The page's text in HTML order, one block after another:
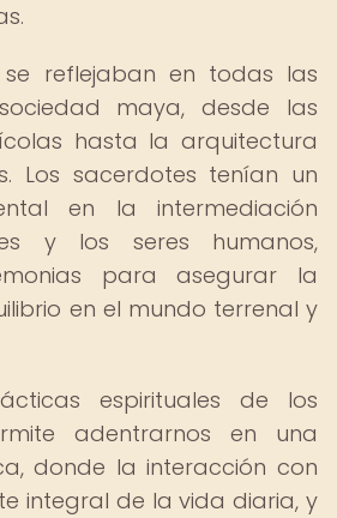
se reflejaban en todas las
maya, desde las
hasta la arquitectura
Los sacerdotes tenían un
en la intermediación
y los seres humanos,
para asegurar la
en el mundo terrenal y
espirituales de los
adentrarnos en una
donde la interacción con
integral de la vida diaria, y